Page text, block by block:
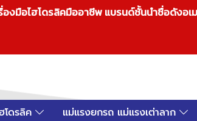
มือไฮโดรลิคมืออาชีพ แบรนด์ชั้นนำชื่อดังอ
โดรลิค แม่แรงยกรถ แม่แรงเต่าลาก